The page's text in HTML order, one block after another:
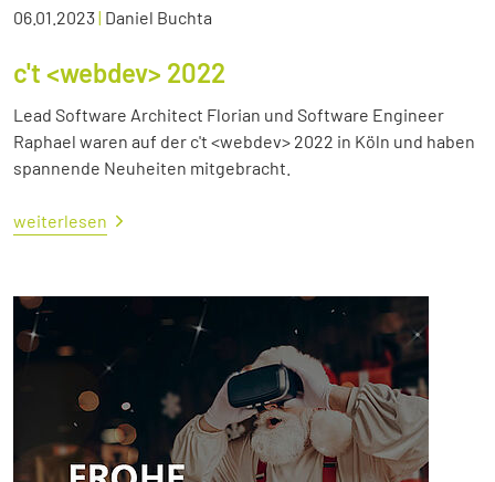
06.01.2023| Daniel Buchta
c't <webdev> 2022
Lead Software Architect Florian und Software Engineer
Raphael waren auf der c't <webdev> 2022 in Köln und haben
spannende Neuheiten mitgebracht.
weiterlesen